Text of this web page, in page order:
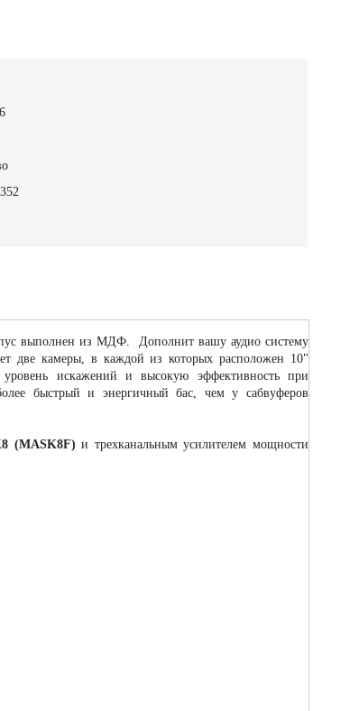
выполнен из МДФ. Дополнит вашу аудио систему
две камеры, в каждой из которых расположен 10"
искажений и высокую эффективность при
быстрый и энергичный бас, чем у сабвуферов
(MASK8F) и трехканальным усилителем мощности